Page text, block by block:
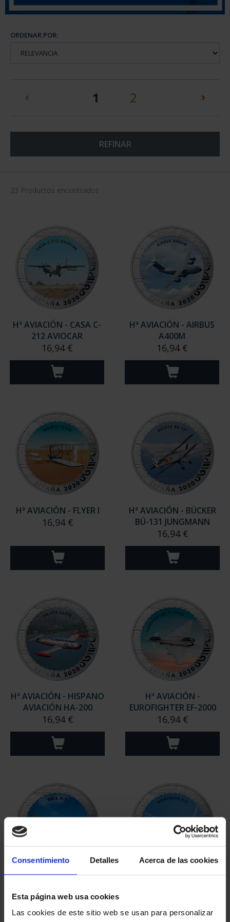
Consentimiento Detalles Acerca de las cookies
Esta página web usa cookies
Las cookies de este sitio web se usan para personalizar
ORDENAR POR:
1 (current)
2
REFINAR
23 Productos encontrados
Hª AVIACIÓN - CASA C-
212 AVIOCAR
16,94 €
Hª AVIACIÓN - AIRBUS
A400M
16,94 €
Hª AVIACIÓN - FLYER I
16,94 €
Hª AVIACIÓN - BÜCKER
BÜ-131 JUNGMANN
16,94 €
Hª AVIACIÓN - HISPANO
AVIACIÓN HA-200
16,94 €
Hª AVIACIÓN -
EUROFIGHTER EF-2000
16,94 €
16,94 €